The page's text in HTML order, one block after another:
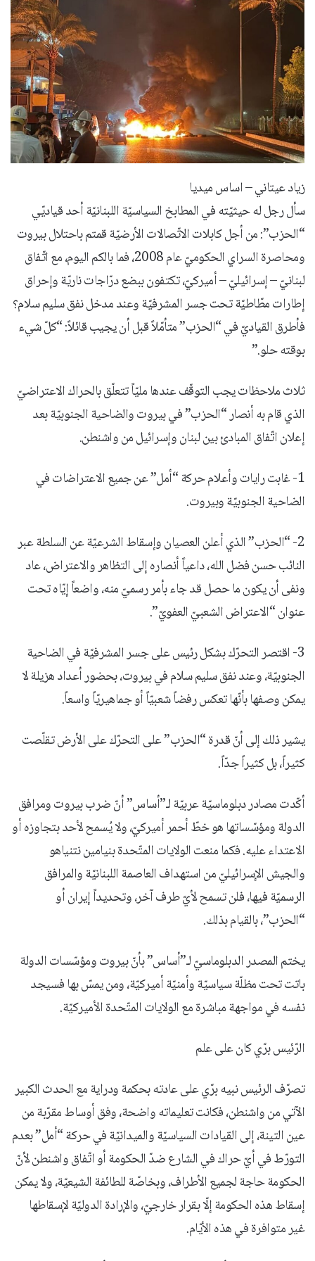
زياد عيتاني – اساس ميديا
سأل رجل له حيثيّته في المطابخ السياسيّة اللبنانيّة أحد قياديّي
“الحزب”: من أجل كابلات الاتّصالات الأرضيّة قمتم باحتلال بيروت
ومحاصرة السراي الحكوميّ عام 2008، فما بالكم اليوم، مع اتّفاق
لبنانيّ – إسرائيليّ – أميركيّ، تكتفون ببضع درّاجات ناريّة وإحراق
إطارات مطّاطيّة تحت جسر المشرفيّة وعند مدخل نفق سليم سلام؟
فأطرق القياديّ في “الحزب” متأمّلاً قبل أن يجيب قائلاً: “كلّ شيء
بوقته حلو.”
ثلاث ملاحظات يجب التوقّف عندها مليّاً تتعلّق بالحراك الاعتراضيّ
الذي قام به أنصار “الحزب” في بيروت والضاحية الجنوبيّة بعد
إعلان اتّفاق المبادئ بين لبنان وإسرائيل من واشنطن.
1- غابت رايات وأعلام حركة “أمل” عن جميع الاعتراضات في
الضاحية الجنوبيّة وبيروت.
2- “الحزب” الذي أعلن العصيان وإسقاط الشرعيّة عن السلطة عبر
النائب حسن فضل الله، داعياً أنصاره إلى التظاهر والاعتراض، عاد
ونفى أن يكون ما حصل قد جاء بأمر رسميّ منه، واضعاً إيّاه تحت
عنوان “الاعتراض الشعبيّ العفويّ”.
3- اقتصر التحرّك بشكل رئيس على جسر المشرفيّة في الضاحية
الجنوبيّة، وعند نفق سليم سلام في بيروت، بحضور أعداد هزيلة لا
يمكن وصفها بأنّها تعكس رفضاً شعبيّاً أو جماهيريّاً واسعاً.
يشير ذلك إلى أنّ قدرة “الحزب” على التحرّك على الأرض تقلّصت
كثيراً، بل كثيراً جدّاً.
أكّدت مصادر دبلوماسيّة عربيّة لـ”أساس” أنّ ضرب بيروت ومرافق
الدولة ومؤسّساتها هو خطّ أحمر أميركيّ، ولا يُسمح لأحد بتجاوزه أو
الاعتداء عليه. فكما منعت الولايات المتّحدة بنيامين نتنياهو
والجيش الإسرائيليّ من استهداف العاصمة اللبنانيّة والمرافق
الرسميّة فيها، فلن تسمح لأيّ طرف آخر، وتحديداً إيران أو
“الحزب”، بالقيام بذلك.
يختم المصدر الدبلوماسيّ لـ”أساس” بأنّ بيروت ومؤسّسات الدولة
باتت تحت مظلّة سياسيّة وأمنيّة أميركيّة، ومن يمسّ بها فسيجد
نفسه في مواجهة مباشرة مع الولايات المتّحدة الأميركيّة.
الرّئيس برّي كان على علم
تصرّف الرئيس نبيه برّي على عادته بحكمة ودراية مع الحدث الكبير
الآتي من واشنطن، فكانت تعليماته واضحة، وفق أوساط مقرّبة من
عين التينة، إلى القيادات السياسيّة والميدانيّة في حركة “أمل” بعدم
التورّط في أيّ حراك في الشارع ضدّ الحكومة أو اتّفاق واشنطن لأنّ
الحكومة حاجة لجميع الأطراف، وبخاصّة للطائفة الشيعيّة، ولا يمكن
إسقاط هذه الحكومة إلّا بقرار خارجيّ، والإرادة الدوليّة لإسقاطها
غير متوافرة في هذه الأيّام.